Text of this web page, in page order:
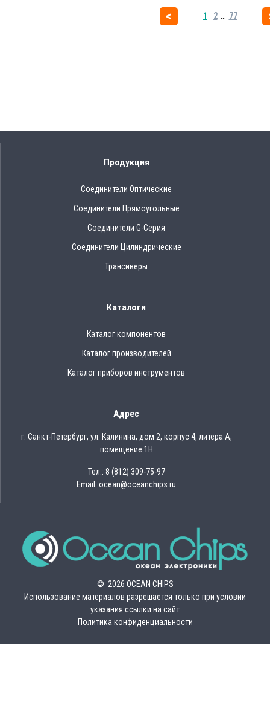
1 2 77
Продукция
Соединители Оптические
Соединители Прямоугольные
Соединители G-Серия
Соединители Цилиндрические
Трансиверы
Каталоги
Каталог компонентов
Каталог производителей
Каталог приборов инструментов
Адрес
г. Санкт-Петербург, ул. Калинина, дом 2, корпус 4, литера А,
помещение 1Н
Тел.: 8 (812) 309-75-97
Email: ocean@oceanchips.ru
© 2026 OCEAN CHIPS
Использование материалов разрешается только при условии
указания ссылки на сайт
Политика конфиденциальности